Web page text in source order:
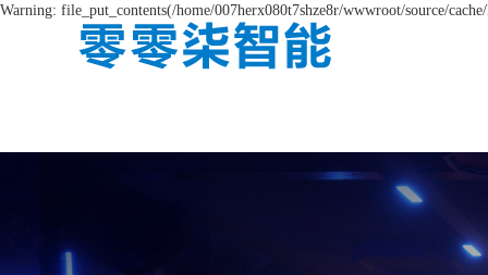
Warning: file_put_contents(/home/007herx080t7shze8r/wwwroot/source/